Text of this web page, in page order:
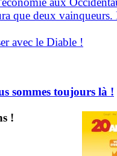
que deux vainqueurs.
avec le Diable !
sommes toujours là !
!